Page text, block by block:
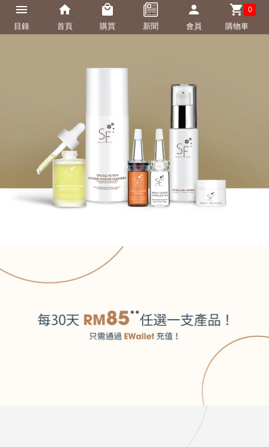
目錄 首頁 購買 新聞 會員
0
購物車